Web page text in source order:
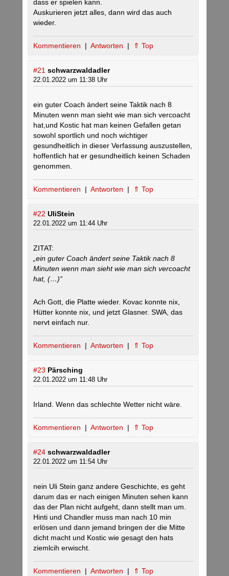
dass er spielen kann.
Auskurieren jetzt alles, dann wird das auch
wieder.
Kommentieren | Antworten | ⇑ Top
#21 schwarzwaldadler
22.01.2022 um 11:38 Uhr
ein guter Coach ändert seine Taktik nach 8
Minuten wenn man sieht wie man sich vercoacht
hat,und Kostic hat man keinen Gefallen getan
sowohl sportlich und noch wichtiger
gesundheitlich in dieser Verfassung auszustellen,
hoffentlich hat er gesundheitlich keinen Schaden
genommen.
Kommentieren | Antworten | ⇑ Top
#22 UliStein
22.01.2022 um 11:44 Uhr
ZITAT:
„ein guter Coach ändert seine Taktik nach 8
Minuten wenn man sieht wie man sich vercoacht
hat, (…)“
Ach Gott, die Platte wieder. Kovac konnte nix,
Hütter konnte nix, und jetzt Glasner. SWA, das
nervt einfach nur.
Kommentieren | Antworten | ⇑ Top
#23 Pärsching
22.01.2022 um 11:48 Uhr
Irland. Wenn das schlechte Wetter nicht wäre.
Kommentieren | Antworten | ⇑ Top
#24 schwarzwaldadler
22.01.2022 um 11:54 Uhr
nein Uli Stein ganz andere Geschichte, es geht
darum das er nach einigen Minuten sehen kann
das der Plan nicht aufgeht, dann stellt man um.
Hinti und Chandler muss man nach 10 min
erlösen und dann jemand bringen der die Mitte
dicht macht und Kostic wie gesagt den hats
ziemlcih erwischt.
Kommentieren | Antworten | ⇑ Top